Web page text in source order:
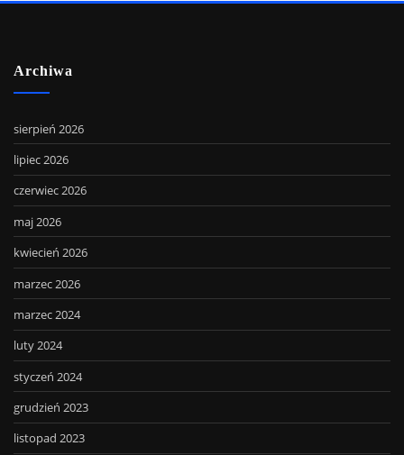
Archiwa
sierpień 2026
lipiec 2026
czerwiec 2026
maj 2026
kwiecień 2026
marzec 2026
marzec 2024
luty 2024
styczeń 2024
grudzień 2023
listopad 2023